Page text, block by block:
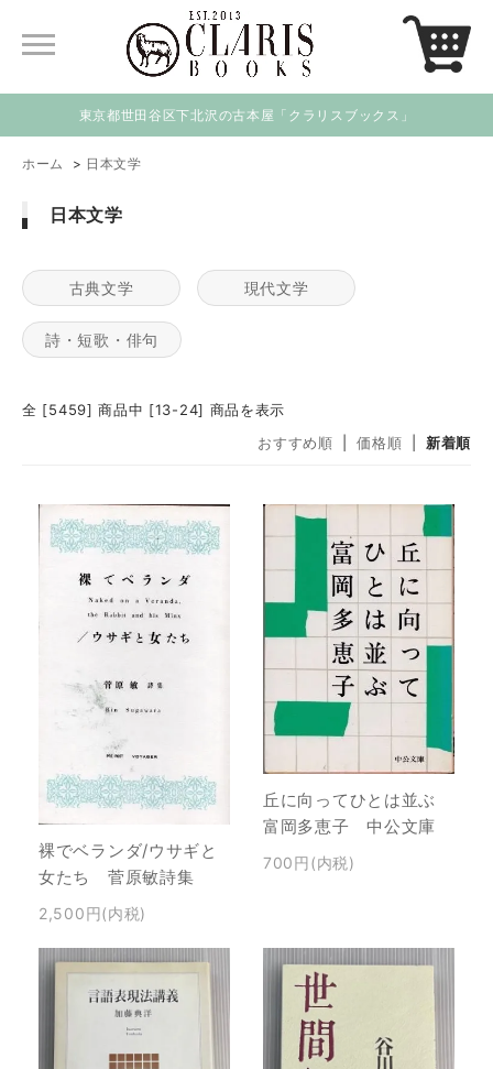
東京都世田谷区下北沢の古本屋「クラリスブックス」
ホーム > 日本文学
日本文学
古典文学 現代文学
詩・短歌・俳句
全 [5459] 商品中 [13-24] 商品を表示
おすすめ順
価格順 新着順
裸でベランダ/ウサギと
女たち 菅原敏詩集
2,500円(内税)
丘に向ってひとは並ぶ
富岡多恵子 中公文庫
700円(内税)